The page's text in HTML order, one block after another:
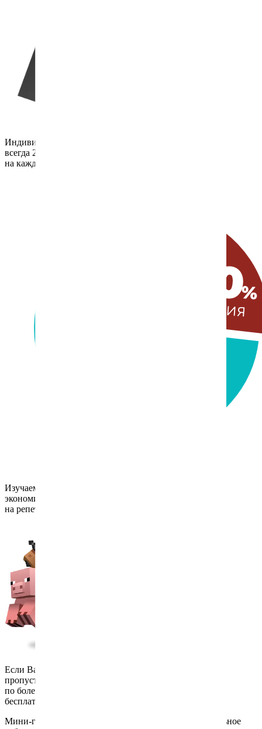
Индивидуальный подход –
всегда 2 преподавателя
на каждую группу
Изучаем IT-английский,
экономим Ваш бюджет
на репетиторах
Если Ваш ребёнок
пропустил занятие
по болезни – отработка
бесплатно
Мини-группы до 15 человек, у каждого ребенка отдельное